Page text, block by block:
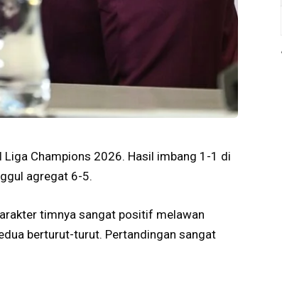
Champions 2026. Hasil imbang 1-1 di
agregat 6-5.
timnya sangat positif melawan
berturut-turut. Pertandingan sangat